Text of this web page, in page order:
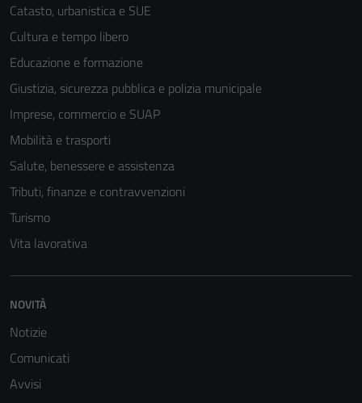
Catasto, urbanistica e SUE
Cultura e tempo libero
Educazione e formazione
Giustizia, sicurezza pubblica e polizia municipale
Imprese, commercio e SUAP
Mobilità e trasporti
Salute, benessere e assistenza
Tributi, finanze e contravvenzioni
Turismo
Vita lavorativa
NOVITÀ
Notizie
Comunicati
Avvisi
per il